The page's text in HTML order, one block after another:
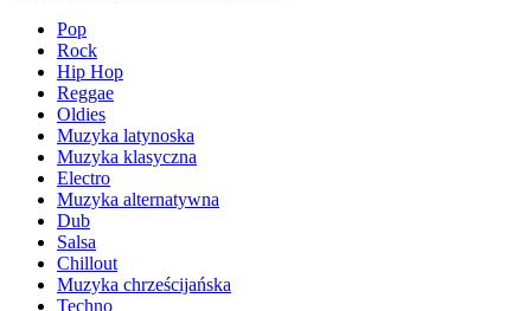
Pop
Rock
Hip Hop
Reggae
Oldies
Muzyka latynoska
Muzyka klasyczna
Electro
Muzyka alternatywna
Dub
Salsa
Chillout
Muzyka chrześcijańska
Techno